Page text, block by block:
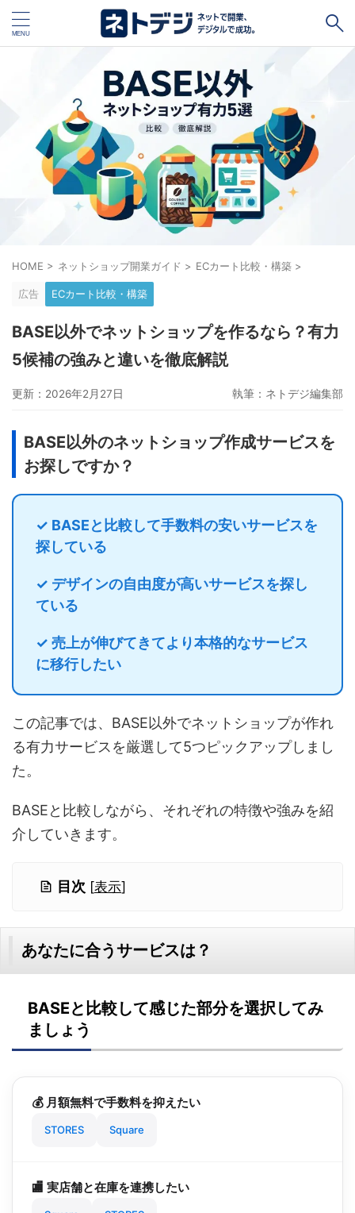
タグ
キャッシュレス Square BASE STORES
ネットショップ開設１vs１ 無料ネットショップ
予約管理システム Shopify Air ビジネスツールズ
キャッシュレス決済端末１vs１
POSレジ スマレジ カラーミーショップ Wix
楽天ペイ stera pack
ハンドメイド販売 ホームページ作成サービス１vs１
グーペ デジタルコンテンツ販売 仕入れサイト
イージーマイショップ ネットショップ開業準備 越境EC
HOME > ネットショップ開業ガイド > ECカート比較・構築 >
広告 ECカート比較・構築
BASE以外でネットショップを作るなら？有力
5候補の強みと違いを徹底解説
更新：2026年2月27日 執筆： ネトデジ編集部
BASE以外のネットショップ作成サービスを
お探しですか？
✓ BASEと比較して手数料の安いサービスを
探している
✓ デザインの自由度が高いサービスを探し
ている
✓ 売上が伸びてきてより本格的なサービス
に移行したい
この記事では、BASE以外でネットショップが作れ
る有力サービスを厳選して5つピックアップしまし
た。
BASEと比較しながら、それぞれの特徴や強みを紹
介していきます。
目次 [表示]
あなたに合うサービスは？
BASEと比較して感じた部分を選択してみ
ましょう
💰 月額無料で手数料を抑えたい
STORES Square
🏬 実店舗と在庫を連携したい